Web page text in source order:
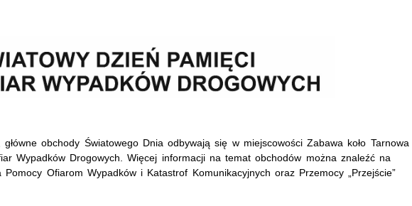
obchody Światowego Dnia odbywają się w miejscowości Zabawa koło Tarnowa
Wypadków Drogowych. Więcej informacji na temat obchodów można znaleźć na
Pomocy Ofiarom Wypadków i Katastrof Komunikacyjnych oraz Przemocy „Przejście”